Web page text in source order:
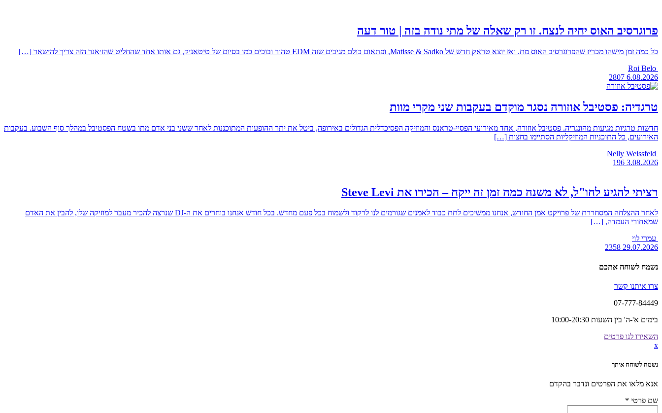
פרוגרסיב האוס יחיה לנצח. זו רק שאלה של מתי נודה בזה | טור דעה
כל כמה זמן מישהו מכריז שהפרוגרסיב האוס מת. ואז יוצא טראק חדש של Matisse & Sadko, ופתאום כולם מגיבים שזה EDM טהור ובוכים כמו בסיום של טיטאניק, גם אותו אחד שהחליט שהז׳אנר הזה צריך להישאר […]
6.08.2026
2807
טרגדיה: פסטיבל אוזורה נסגר מוקדם בעקבות שני מקרי מוות
חדשות טרגיות מגיעות מהונגריה. פסטיבל אוזורה, אחד מאירועי הפסיי-טראנס והמוזיקה הפסיכדלית הגדולים באירופה, ביטל את יתר ההופעות המתוכננות לאחר ששני בני אדם מתו בשטח הפסטיבל במהלך סוף השבוע. בעקבות
האירועים, כל התוכניות המוזיקליות הסתיימו בחצות […]
3.08.2026
196
רציתי להגיע לחו"ל, לא משנה כמה זמן זה ייקח – הכירו את Steve Levi
לאחר ההצלחה המסחררת של פרויקט אמן החודש, אנחנו ממשיכים לתת כבוד לאמנים שגורמים לנו לרקוד ולשמוח בכל פעם מחדש. בכל חודש אנחנו בוחרים את ה-DJ שנרצה להכיר מעבר למוזיקה שלו, להבין את האדם
שמאחורי העמדה, […]
עמרי לוי
29.07.2026
2358
נשמח לשוחח אתכם
צרו איתנו קשר
07-777-84449
בימים א'-ה' בין השעות 10:00-20:30
השאירו לנו פרטים
x
נשמח לשוחח איתך
אנא מלאו את הפרטים ונדבר בהקדם
שם פרטי *